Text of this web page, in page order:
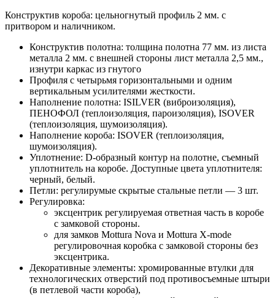
Конструктив короба: цельногнутый профиль 2 мм. с
притвором и наличником.
Конструктив полотна: толщина полотна 77 мм. из листа
металла 2 мм. с внешней стороны лист металла 2,5 мм.,
изнутри каркас из гнутого
Профиля с четырьмя горизонтальными и одним
вертикальным усилителями жесткости.
Наполнение полотна: ISILVER (виброизоляция),
ПЕНОФОЛ (теплоизоляция, пароизоляция), ISOVER
(теплоизоляция, шумоизоляция).
Наполнение короба: ISOVER (теплоизоляция,
шумоизоляция).
Уплотнение: D-образный контур на полотне, съемный
уплотнитель на коробе. Доступные цвета уплотнителя:
черный, белый.
Петли: регулирумые скрытые стальные петли — 3 шт.
Регулировка:
эксцентрик регулируемая ответная часть в коробе
с замковой стороны.
для замков Mottura Nova и Mottura X-mode
регулировочная коробка с замковой стороны без
эксцентрика.
Декоративные элементы: хромированные втулки для
технологических отверстий под противосъемные штыри
(в петлевой части короба),